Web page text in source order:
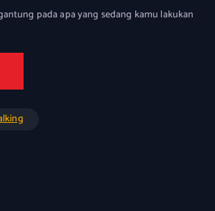
pada apa yang sedang kamu lakukan